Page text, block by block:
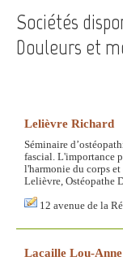
Sociétés
Douleurs et
Lelièvre Richard
Séminaire
fascial. L'importance
l'harmonie du corps
Lelièvre, Ostéopathe
12 avenue de la
Lacaille Lou-Anne